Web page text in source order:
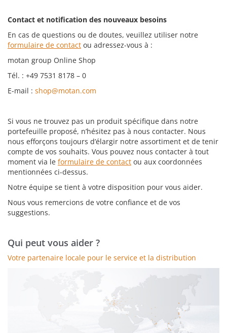
Contact et notification des nouveaux besoins
En cas de questions ou de doutes, veuillez utiliser notre
formulaire de contact ou adressez-vous à :
motan group Online Shop
Tél. : +49 7531 8178 – 0
E-mail : shop@motan.com
Si vous ne trouvez pas un produit spécifique dans notre
portefeuille proposé, n’hésitez pas à nous contacter. Nous
nous efforçons toujours d’élargir notre assortiment et de tenir
compte de vos souhaits. Vous pouvez nous contacter à tout
moment via le formulaire de contact ou aux coordonnées
mentionnées ci-dessus.
Notre équipe se tient à votre disposition pour vous aider.
Nous vous remercions de votre confiance et de vos
suggestions.
Qui peut vous aider ?
Votre partenaire locale pour le service et la distribution